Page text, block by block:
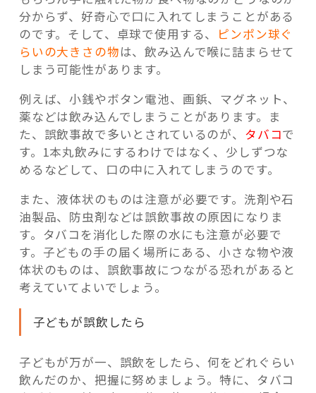
分からず、好奇心で口に入れてしまうことがある
のです。そして、卓球で使用する、
ピンポン球ぐ
らいの大きさの物は、飲み込んで喉に詰まらせて
しまう可能性があります。
例えば、小銭やボタン電池、画鋲、マグネット、
薬などは飲み込んでしまうことがあります。ま
た、誤飲事故で多いとされているのが、 タバコで
す。1本丸飲みにするわけではなく、少しずつな
めるなどして、口の中に入れてしまうのです。
また、液体状のものは注意が必要です。洗剤や石
油製品、防虫剤などは誤飲事故の原因になりま
す。タバコを消化した際の水にも注意が必要で
す。子どもの手の届く場所にある、小さな物や液
体状のものは、誤飲事故につながる恐れがあると
考えていてよいでしょう。
子どもが誤飲したら
子どもが万が一、誤飲をしたら、何をどれぐらい
飲んだのか、把握に努めましょう。特に、タバコ